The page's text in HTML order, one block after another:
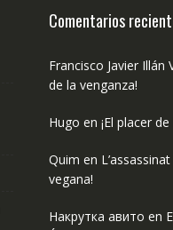
Comentarios
Francisco Javier Illán
de la venganza!
Hugo en ¡El placer
Quim en
vegana!
Накрутка авито en